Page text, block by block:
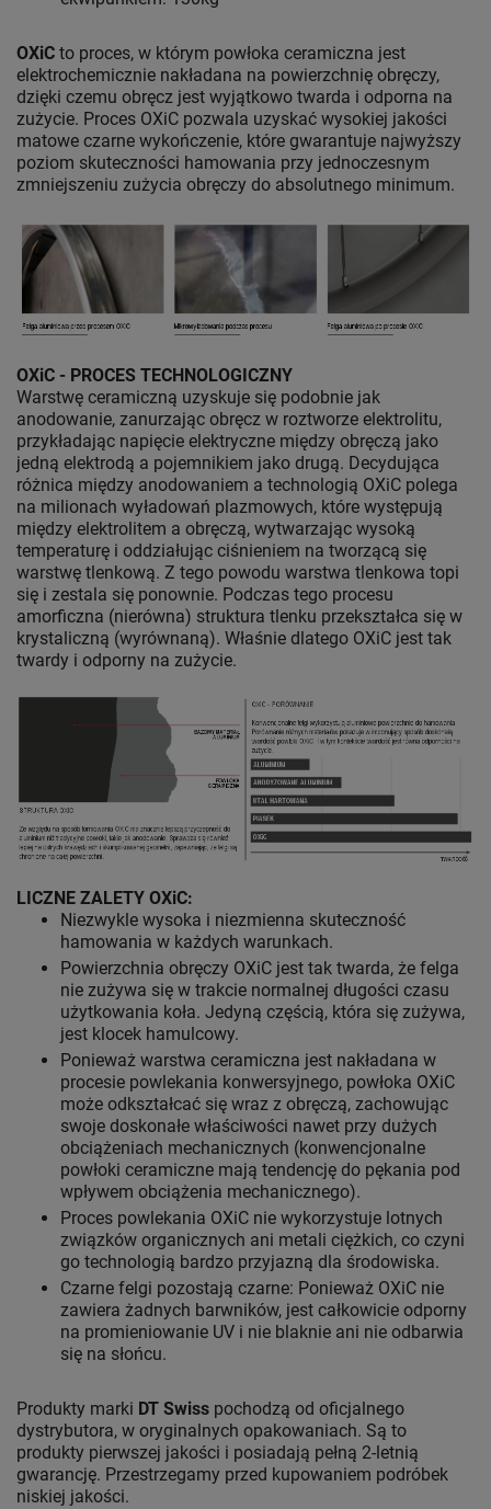
OXiC to proces, w którym powłoka ceramiczna jest
elektrochemicznie nakładana na powierzchnię obręczy,
dzięki czemu obręcz jest wyjątkowo twarda i odporna na
zużycie. Proces OXiC pozwala uzyskać wysokiej jakości
matowe czarne wykończenie, które gwarantuje najwyższy
poziom skuteczności hamowania przy jednoczesnym
zmniejszeniu zużycia obręczy do absolutnego minimum.
OXiC - PROCES TECHNOLOGICZNY
Warstwę ceramiczną uzyskuje się podobnie jak
anodowanie, zanurzając obręcz w roztworze elektrolitu,
przykładając napięcie elektryczne między obręczą jako
jedną elektrodą a pojemnikiem jako drugą. Decydująca
różnica między anodowaniem a technologią OXiC polega
na milionach wyładowań plazmowych, które występują
między elektrolitem a obręczą, wytwarzając wysoką
temperaturę i oddziałując ciśnieniem na tworzącą się
warstwę tlenkową. Z tego powodu warstwa tlenkowa topi
się i zestala się ponownie. Podczas tego procesu
amorficzna (nierówna) struktura tlenku przekształca się w
krystaliczną (wyrównaną). Właśnie dlatego OXiC jest tak
twardy i odporny na zużycie.
LICZNE ZALETY OXiC:
Niezwykle wysoka i niezmienna skuteczność
hamowania w każdych warunkach.
Powierzchnia obręczy OXiC jest tak twarda, że felga
nie zużywa się w trakcie normalnej długości czasu
użytkowania koła. Jedyną częścią, która się zużywa,
jest klocek hamulcowy.
Ponieważ warstwa ceramiczna jest nakładana w
procesie powlekania konwersyjnego, powłoka OXiC
może odkształcać się wraz z obręczą, zachowując
swoje doskonałe właściwości nawet przy dużych
obciążeniach mechanicznych (konwencjonalne
powłoki ceramiczne mają tendencję do pękania pod
wpływem obciążenia mechanicznego).
Proces powlekania OXiC nie wykorzystuje lotnych
związków organicznych ani metali ciężkich, co czyni
go technologią bardzo przyjazną dla środowiska.
Czarne felgi pozostają czarne: Ponieważ OXiC nie
zawiera żadnych barwników, jest całkowicie odporny
na promieniowanie UV i nie blaknie ani nie odbarwia
się na słońcu.
Produkty marki DT Swiss pochodzą od oficjalnego
dystrybutora, w oryginalnych opakowaniach. Są to
produkty pierwszej jakości i posiadają pełną 2-letnią
gwarancję. Przestrzegamy przed kupowaniem podróbek
niskiej jakości.